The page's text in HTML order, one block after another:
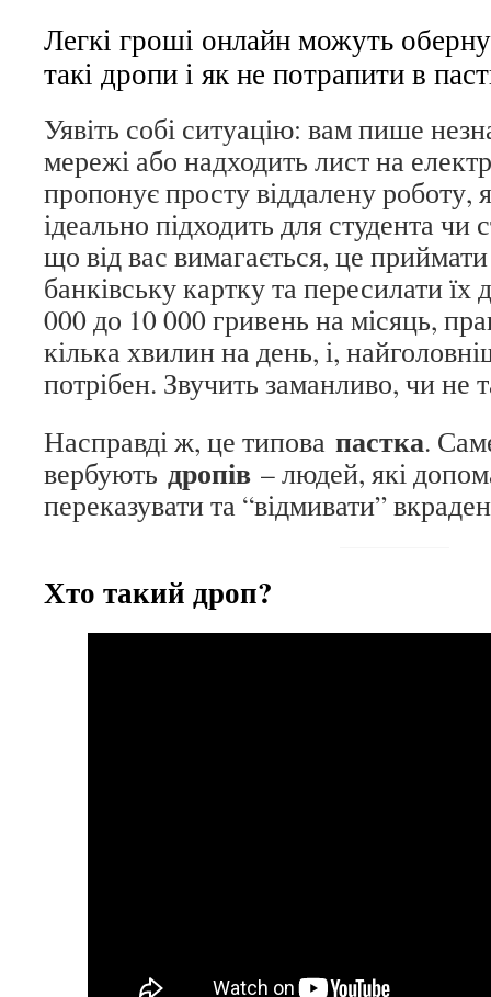
Легкі гроші онлайн можуть
такі дропи і як не потрапити в
Уявіть собі ситуацію: вам пише
мережі або надходить лист на
пропонує просту віддалену роботу,
ідеально підходить для студента
що від вас вимагається, це
банківську картку та пересилати їх
000 до 10 000 гривень на місяць,
кілька хвилин на день, і,
потрібен. Звучить заманливо, чи не
Насправді ж, це типова пастка.
вербують дропів – людей, які
переказувати та “відмивати”
Хто такий дроп?